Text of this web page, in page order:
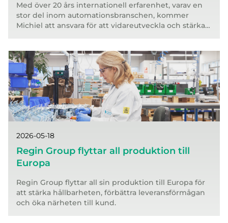
Med över 20 års internationell erfarenhet, varav en
stor del inom automationsbranschen, kommer
Michiel att ansvara för att vidareutveckla och stärka
2026-05-18
Regin Group flyttar all produktion till
Europa
Regin Group flyttar all sin produktion till Europa för
att stärka hållbarheten, förbättra leveransförmågan
och öka närheten till kund.